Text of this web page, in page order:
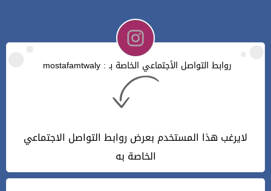
روابط التواصل الأجتماعي الخاصة بـ : mostafamtwaly
لايرغب هذا المستخدم بعرض روابط التواصل الاجتماعي
الخاصة به